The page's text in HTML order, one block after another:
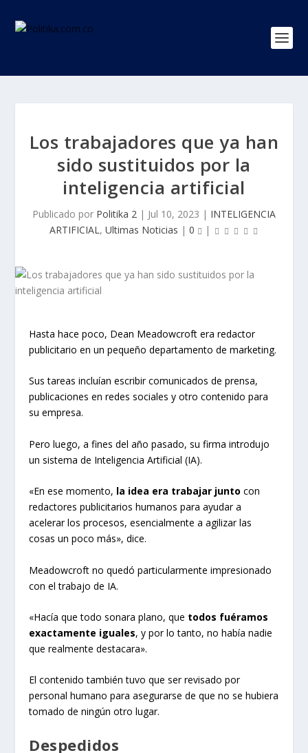
Los trabajadores que ya han
sido sustituidos por la
inteligencia artificial
Publicado por Politika 2 | Jul 10, 2023 | INTELIGENCIA
ARTIFICIAL, Ultimas Noticias | 0 |
Hasta hace poco, Dean Meadowcroft era redactor
publicitario en un pequeño departamento de marketing.
Sus tareas incluían escribir comunicados de prensa,
publicaciones en redes sociales y otro contenido para
su empresa.
Pero luego, a fines del año pasado, su firma introdujo
un sistema de Inteligencia Artificial (IA).
«En ese momento, la idea era trabajar junto con
redactores publicitarios humanos para ayudar a
acelerar los procesos, esencialmente a agilizar las
cosas un poco más», dice.
Meadowcroft no quedó particularmente impresionado
con el trabajo de IA.
«Hacía que todo sonara plano, que todos fuéramos
exactamente iguales, y por lo tanto, no había nadie
que realmente destacara».
El contenido también tuvo que ser revisado por
personal humano para asegurarse de que no se hubiera
tomado de ningún otro lugar.
Despedidos